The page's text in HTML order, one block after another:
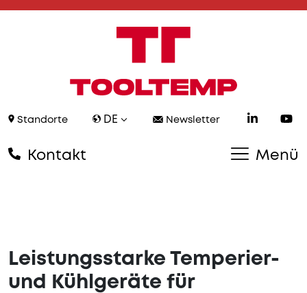
Standorte DE Newsletter
Kontakt Menü
Leistungsstarke Temperier-
und Kühlgeräte für